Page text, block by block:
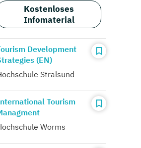
Kostenloses
Infomaterial
Development
(EN)
Stralsund
Tourism
Worms